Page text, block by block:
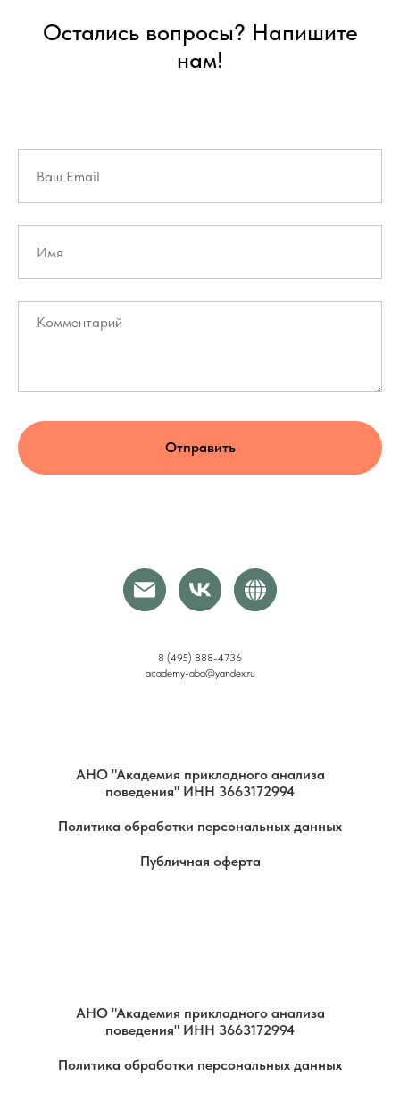
Остались вопросы? Напишите
нам!
Отправить
8 (495) 888-4736
academy-aba@yandex.ru
АНО "Академия прикладного анализа
поведения" ИНН 3663172994
Политика обработки персональных данных
Публичная оферта
АНО "Академия прикладного анализа
поведения" ИНН 3663172994
Политика обработки персональных данных